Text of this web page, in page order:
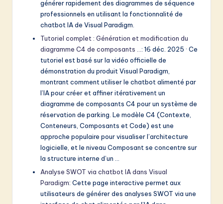
générer rapidement des diagrammes de séquence
professionnels en utilisant la fonctionnalité de
chatbot IA de Visual Paradigm.
Tutoriel complet : Génération et modification du
diagramme C4 de composants … : 16 déc. 2025 · Ce
tutoriel est basé sur la vidéo officielle de
démonstration du produit Visual Paradigm,
montrant comment utiliser le chatbot alimenté par
l’IA pour créer et affiner itérativement un
diagramme de composants C4 pour un système de
réservation de parking. Le modèle C4 (Contexte,
Conteneurs, Composants et Code) est une
approche populaire pour visualiser l’architecture
logicielle, et le niveau Composant se concentre sur
la structure interne d’un …
Analyse SWOT via chatbot IA dans Visual
Paradigm: Cette page interactive permet aux
utilisateurs de générer des analyses SWOT via une